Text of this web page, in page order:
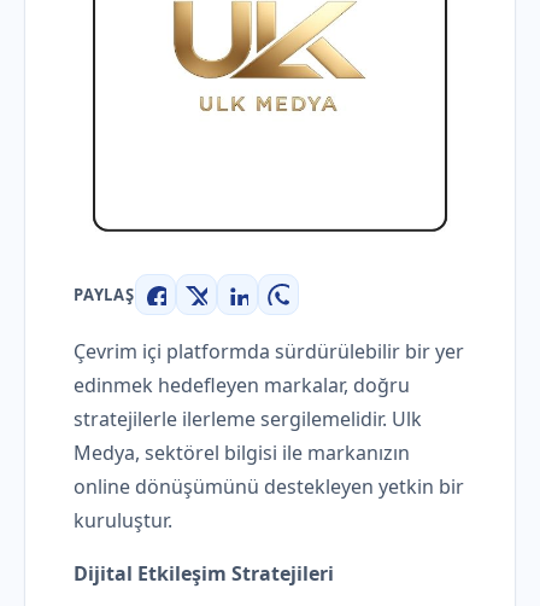
PAYLAŞ
Facebook
X LinkedInWhatsApp
Çevrim içi platformda sürdürülebilir bir yer
edinmek hedefleyen markalar, doğru
stratejilerle ilerleme sergilemelidir. Ulk
Medya, sektörel bilgisi ile markanızın
online dönüşümünü destekleyen yetkin bir
kuruluştur.
Dijital Etkileşim Stratejileri